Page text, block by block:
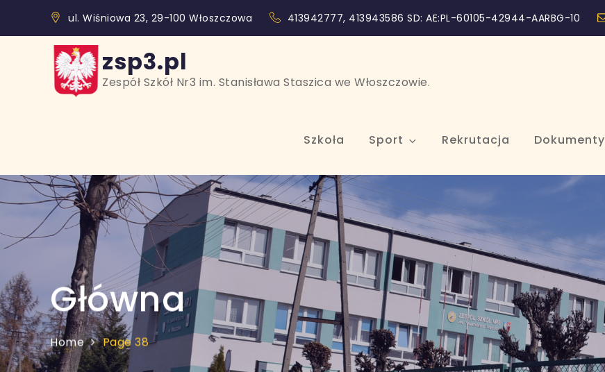
content
ul. Wiśniowa 23, 29-100 Włoszczowa 413942777, 413943586 SD: AE:PL-60105-42944-AARBG-10
zsp3.pl
Zespół Szkół Nr3 im. Stanisława Staszica we Włoszczowie.
Szkoła Sport Rekrutacja Dokumenty
Główna
Home Page 38